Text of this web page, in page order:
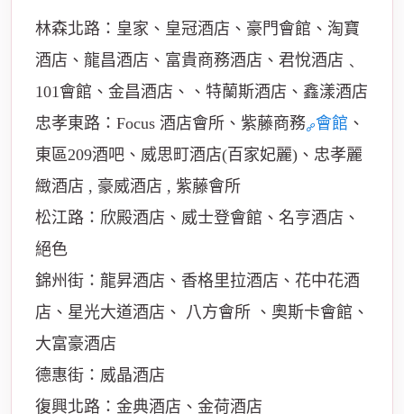
林森北路：皇家、皇冠酒店、豪門會館、淘寶
酒店、龍昌酒店、富貴商務酒店、君悅酒店﹑
101會館、金昌酒店、、特蘭斯酒店、鑫漾酒店
忠孝東路：Focus 酒店會所、紫藤商務 會館 、
東區209酒吧、威思町酒店(百家妃麗)、忠孝麗
緻酒店 , 豪威酒店 , 紫藤會所
松江路：欣殿酒店、威士登會館、名亨酒店、
絕色
錦州街：龍昇酒店、香格里拉酒店、花中花酒
店、星光大道酒店、 八方會所 、奧斯卡會館、
大富豪酒店
德惠街：威晶酒店
復興北路：金典酒店、金荷酒店